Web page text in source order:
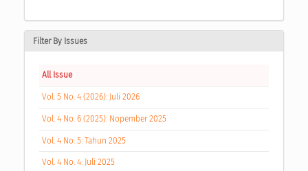
Filter By Issues
All Issue
Vol. 5 No. 4 (2026): Juli 2026
Vol. 4 No. 6 (2025): Nopember 2025
Vol. 4 No. 5: Tahun 2025
Vol. 4 No. 4: Juli 2025